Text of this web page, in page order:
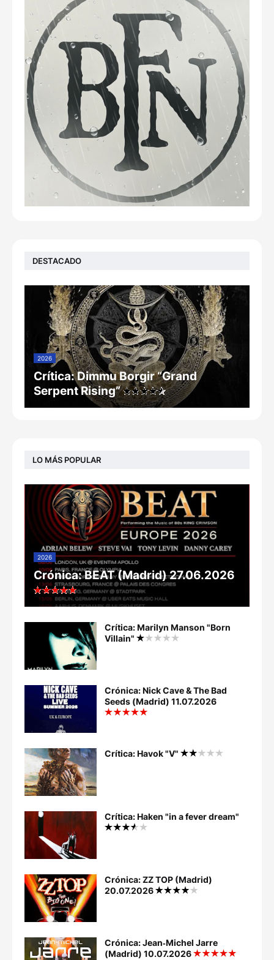
DESTACADO
2026
Crítica: Dimmu Borgir “Grand
Serpent Rising”
LO MÁS POPULAR
2026
Crónica: BEAT (Madrid) 27.06.2026
Crítica: Marilyn Manson "Born
Villain"
Crónica: Nick Cave & The Bad
Seeds (Madrid) 11.07.2026
Crítica: Havok "V"
Crítica: Haken "in a fever dream"
Crónica: ZZ TOP (Madrid)
20.07.2026
Crónica: Jean‐Michel Jarre
(Madrid) 10.07.2026